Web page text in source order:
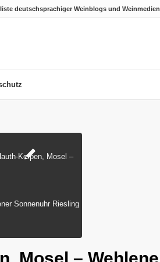
deutschsprachiger Weinblogs und Weinmedien